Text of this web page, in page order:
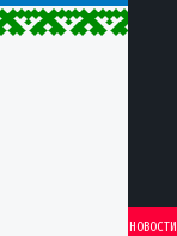
НОВОСТИ